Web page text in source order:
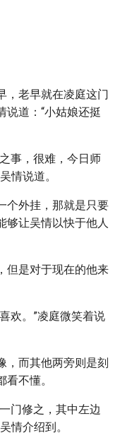
，老早就在凌庭这门
说道：“小姑娘还挺
事，很难，今日师
情说道。
个外挂，那就是只要
够让吴情以快于他人
但是对于现在的他来
欢。”凌庭微笑着说
，而其他两旁则是刻
不懂。
门修之，其中左边
情介绍到。